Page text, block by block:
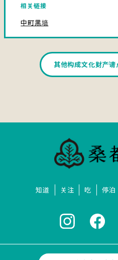
相关链接
中町黑墙
其他构成文化财产请
知道 关注 吃 停泊